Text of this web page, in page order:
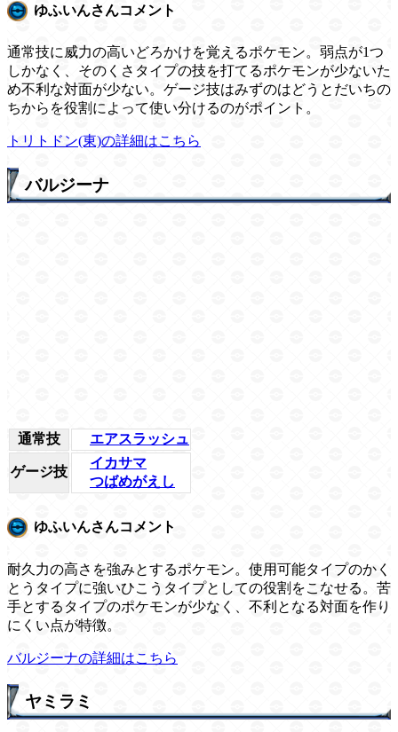
ゆふいんさんコメント
通常技に威力の高いどろかけを覚えるポケモン。弱点が1つ
しかなく、そのくさタイプの技を打てるポケモンが少ないた
め不利な対面が少ない。ゲージ技はみずのはどうとだいちの
ちからを役割によって使い分けるのがポイント。
トリトドン(東)の詳細はこちら
バルジーナ
通常技 エアスラッシュ
ゲージ技
イカサマ
つばめがえし
ゆふいんさんコメント
耐久力の高さを強みとするポケモン。使用可能タイプのかく
とうタイプに強いひこうタイプとしての役割をこなせる。苦
手とするタイプのポケモンが少なく、不利となる対面を作り
にくい点が特徴。
バルジーナの詳細はこちら
ヤミラミ